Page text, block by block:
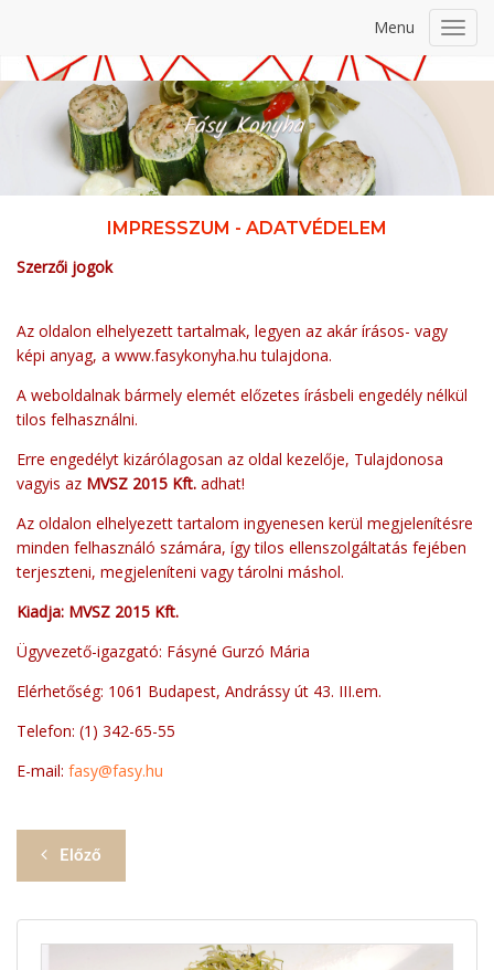
Menu
IMPRESSZUM - ADATVÉDELEM
Szerzői jogok
Az oldalon elhelyezett tartalmak, legyen az akár írásos- vagy
képi anyag, a www.fasykonyha.hu tulajdona.
A weboldalnak bármely elemét előzetes írásbeli engedély nélkül
tilos felhasználni.
Erre engedélyt kizárólagosan az oldal kezelője, Tulajdonosa
vagyis az MVSZ 2015 Kft. adhat!
Az oldalon elhelyezett tartalom ingyenesen kerül megjelenítésre
minden felhasználó számára, így tilos ellenszolgáltatás fejében
terjeszteni, megjeleníteni vagy tárolni máshol.
Kiadja: MVSZ 2015 Kft.
Ügyvezető-igazgató: Fásyné Gurzó Mária
Elérhetőség: 1061 Budapest, Andrássy út 43. III.em.
Telefon: (1) 342-65-55
E-mail: fasy@fasy.hu
Előző